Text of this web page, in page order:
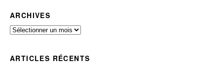
ARCHIVES
Archives
ARTICLES RÉCENTS